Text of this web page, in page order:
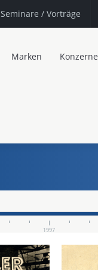
Seminare / Vorträge
Marken Konzerne
1997